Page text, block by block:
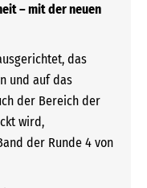
– mit der neuen
das
und auf das
der Bereich der
wird,
der Runde 4 von